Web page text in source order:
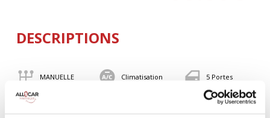
DESCRIPTIONS
MANUELLE Climatisation 5 Portes
BLUETOOTH 90 CV